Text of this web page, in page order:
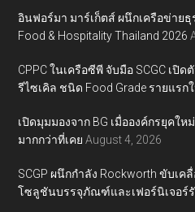
อินฟอร์มา มาร์เก็ตส์ ผนึกเครือข่ายธุ
Food & Hospitality Thailand 2026
CPPC ในเครือซีพี จับมือ SCGC เ
รีไซเคิล ชนิด Food Grade รายแรก
เปิดมุมมองจาก BG เมื่อองค์กรยุคให
มากกว่าที่เคย August 4, 2026
SCGP ผนึกกำลัง Rockworth ขับเ
โซลูชันบรรจุภัณฑ์และเฟอร์นิเจอร์